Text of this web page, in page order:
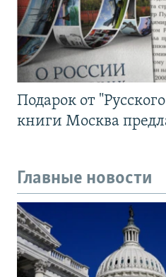
Подарок от
книги Москва
Главные новости